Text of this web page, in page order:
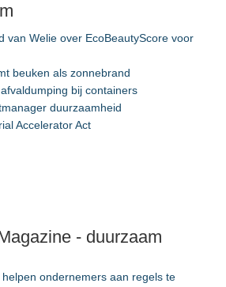
van Welie over EcoBeautyScore voor
beuken als zonnebrand
bij containers
duurzaamheid
Accelerator Act
- duurzaam
helpen ondernemers aan regels te